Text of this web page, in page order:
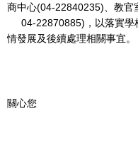
商中心(04-22840235)、教官
04-22870885) ，以落實學
情發展及後續處理相關事宜。
學務處健
關心您